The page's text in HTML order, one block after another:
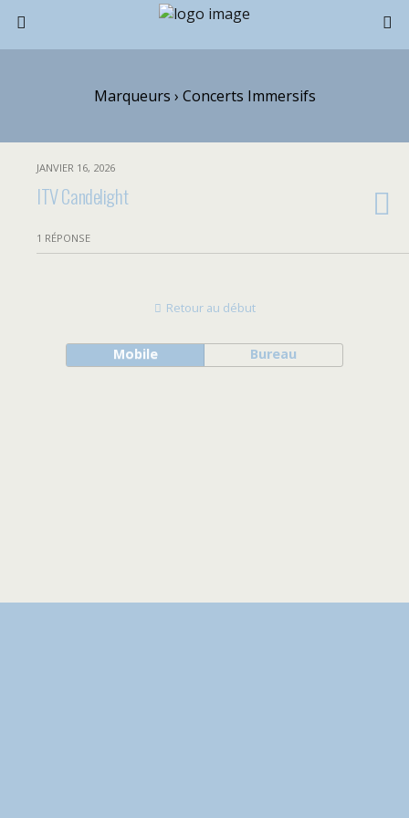
Marqueurs › Concerts Immersifs
JANVIER 16, 2026
ITV Candelight
1 RÉPONSE
Retour au début
Mobile Bureau